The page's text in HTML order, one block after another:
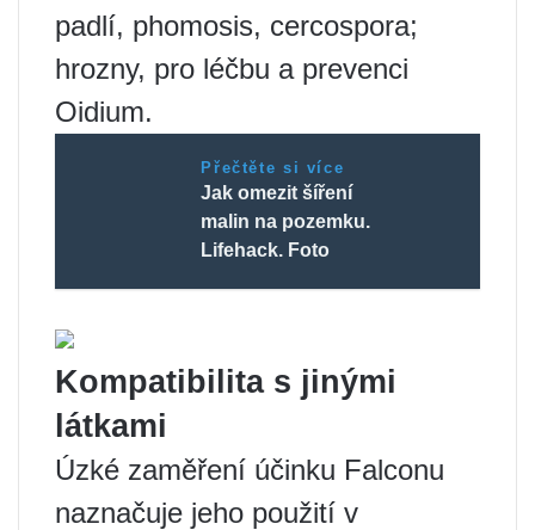
padlí, phomosis, cercospora;
hrozny, pro léčbu a prevenci
Oidium.
Přečtěte si více
Jak omezit šíření
malin na pozemku.
Lifehack. Foto
Kompatibilita s jinými
látkami
Úzké zaměření účinku Falconu
naznačuje jeho použití v